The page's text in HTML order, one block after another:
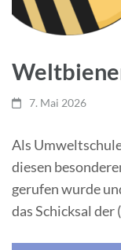
7. Mai 2026
Als
diesen
gerufen wurde
das Schicksal